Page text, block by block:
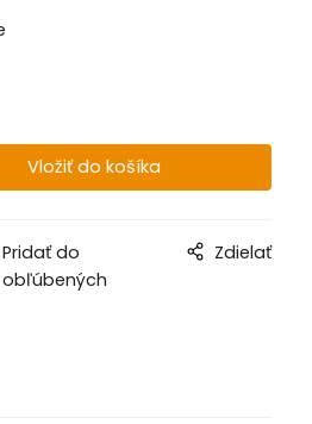
Pridať do
obľúbených
Zdielať